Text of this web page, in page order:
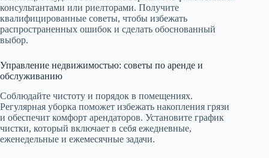
консультантами или риелторами. Получите
квалифицированные советы, чтобы избежать
распространенных ошибок и сделать обоснованный
выбор.
Управление недвижимостью: советы по аренде и
обслуживанию
Соблюдайте чистоту и порядок в помещениях.
Регулярная уборка поможет избежать накопления грязи
и обеспечит комфорт арендаторов. Установите график
чистки, который включает в себя ежедневные,
еженедельные и ежемесячные задачи.